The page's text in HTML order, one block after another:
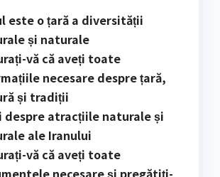
este o țară a diversității
și naturale
vă că aveți toate
necesare despre țară,
și tradiții
despre atracțiile naturale și
ale Iranului
vă că aveți toate
necesare și pregătiți-